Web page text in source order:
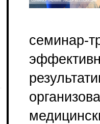
семинар-